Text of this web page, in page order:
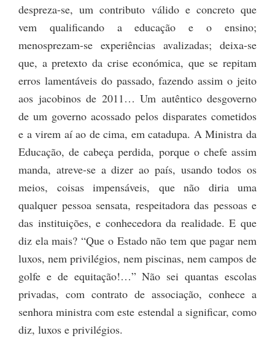
despreza-se, um contributo válido e concreto que
vem qualificando a educação e o ensino;
menosprezam-se experiências avalizadas; deixa-se
que, a pretexto da crise económica, que se repitam
erros lamentáveis do passado, fazendo assim o jeito
aos jacobinos de 2011… Um autêntico desgoverno
de um governo acossado pelos disparates cometidos
e a virem aí ao de cima, em catadupa. A Ministra da
Educação, de cabeça perdida, porque o chefe assim
manda, atreve-se a dizer ao país, usando todos os
meios, coisas impensáveis, que não diria uma
qualquer pessoa sensata, respeitadora das pessoas e
das instituições, e conhecedora da realidade. E que
diz ela mais? “Que o Estado não tem que pagar nem
luxos, nem privilégios, nem piscinas, nem campos de
golfe e de equitação!…” Não sei quantas escolas
privadas, com contrato de associação, conhece a
senhora ministra com este estendal a significar, como
diz, luxos e privilégios.